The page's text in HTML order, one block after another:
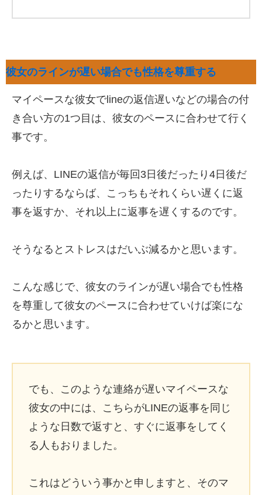
彼女のラインが遅い場合でも性格を尊重する
マイペースな彼女でlineの返信遅いなどの場合の付
き合い方の1つ目は、彼女のペースに合わせて行く
事です。
例えば、LINEの返信が毎回3日後だったり4日後だ
ったりするならば、こっちもそれくらい遅くに返
事を返すか、それ以上に返事を遅くするのです。
そうなるとストレスはだいぶ減るかと思います。
こんな感じで、彼女のラインが遅い場合でも性格
を尊重して彼女のペースに合わせていけば楽にな
るかと思います。
でも、このような連絡が遅いマイペースな
彼女の中には、こちらがLINEの返事を同じ
ような日数で返すと、すぐに返事をしてく
る人もおりました。
これはどういう事かと申しますと、そのマ